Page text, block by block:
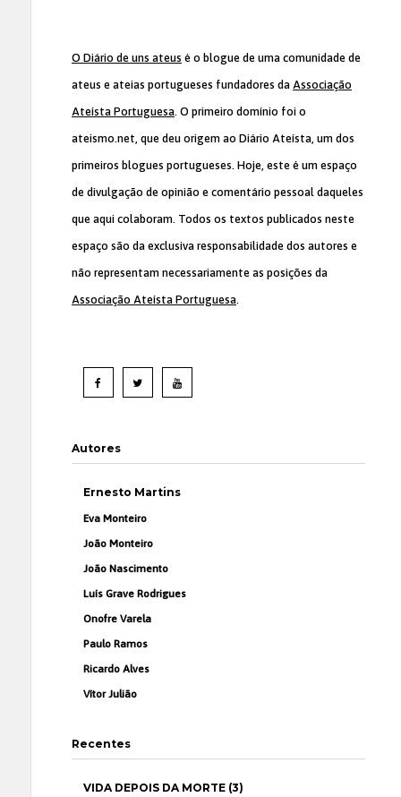
O Diário de uns ateus é o blogue de uma comunidade de
ateus e ateias portugueses fundadores da Associação
Ateísta Portuguesa. O primeiro domínio foi o
ateismo.net, que deu origem ao Diário Ateísta, um dos
primeiros blogues portugueses. Hoje, este é um espaço
de divulgação de opinião e comentário pessoal daqueles
que aqui colaboram. Todos os textos publicados neste
espaço são da exclusiva responsabilidade dos autores e
não representam necessariamente as posições da
Associação Ateísta Portuguesa.
Autores
Ernesto Martins
Eva Monteiro
João Monteiro
João Nascimento
Luís Grave Rodrigues
Onofre Varela
Paulo Ramos
Ricardo Alves
Vítor Julião
Recentes
VIDA DEPOIS DA MORTE (3)